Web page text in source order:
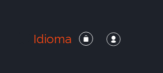
Idioma